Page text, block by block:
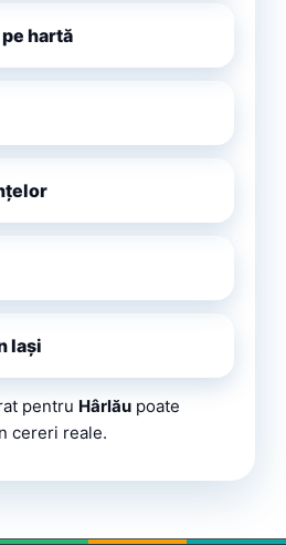
hartă
Iași
pentru Hârlău poate
cereri reale.